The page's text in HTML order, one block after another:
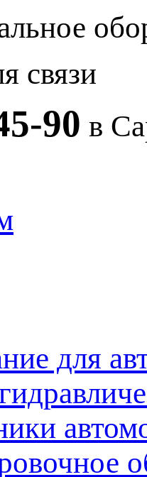
связи
90 в
для